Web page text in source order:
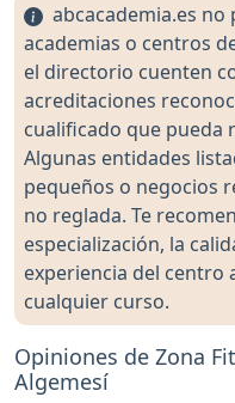
abcacademia.es
academias o centros
el directorio cuenten
acreditaciones
cualificado que pueda
Algunas entidades
pequeños o negocios
no reglada. Te
especialización, la
experiencia del centro
cualquier curso.
Opiniones de Zona
Algemesí